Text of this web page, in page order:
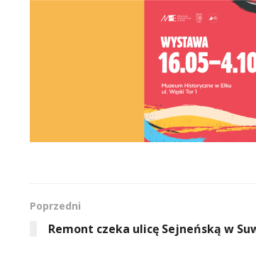
Poprzedni
Remont czeka ulicę Sejneńską w